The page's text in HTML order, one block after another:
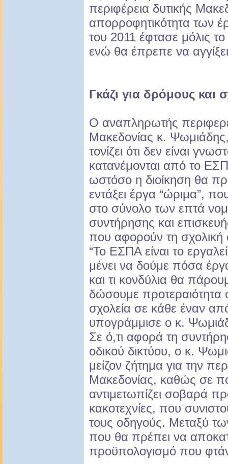
περιφέρεια δυτικής
απορροφητικότητα των
του 2011 έφτασε μόλις
ενώ θα έπρεπε να
Γκάζι για δρόμους και
Ο αναπληρωτής
Μακεδονίας κ.
τονίζει ότι δεν είναι
κατανέμονται από το
ωστόσο η διοίκηση θα
εντάξει έργα “ώριμα”,
στο σύνολο των επτά
συντήρησης και
που αφορούν τη σχολική
“Το ΕΣΠΑ είναι το
μένει να δούμε πόσα
και τι κονδύλια θα
δώσουμε προτεραιότητα
σχολεία σε κάθε έναν
υπογράμμισε ο κ.
Σε ό,τι αφορά τη
οδικού δικτύου, ο κ.
μείζον ζήτημα για την
Μακεδονίας, καθώς σε
αντιμετωπίζει σοβαρά
κακοτεχνίες, που
τους οδηγούς. Μεταξύ
που θα πρέπει να
προϋπολογισμό που